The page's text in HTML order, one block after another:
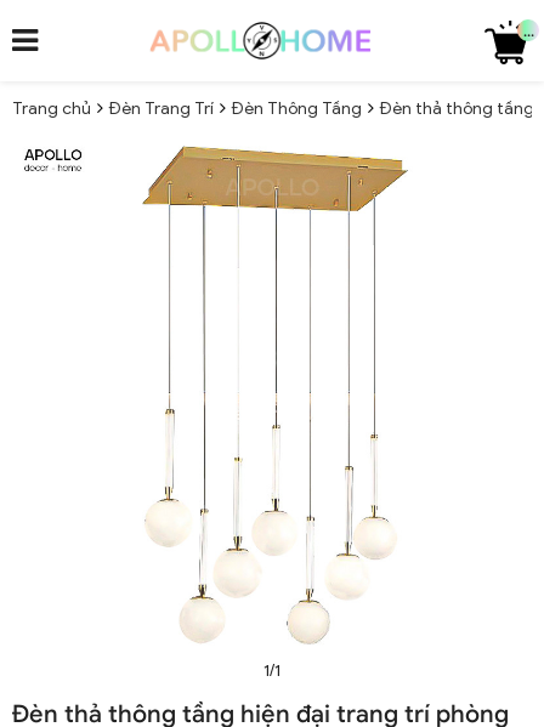
...
Trang chủ Đèn Trang Trí Đèn Thông Tầng Đèn thả thông tầng
1/1
Đèn thả thông tầng hiện đại trang trí phòng